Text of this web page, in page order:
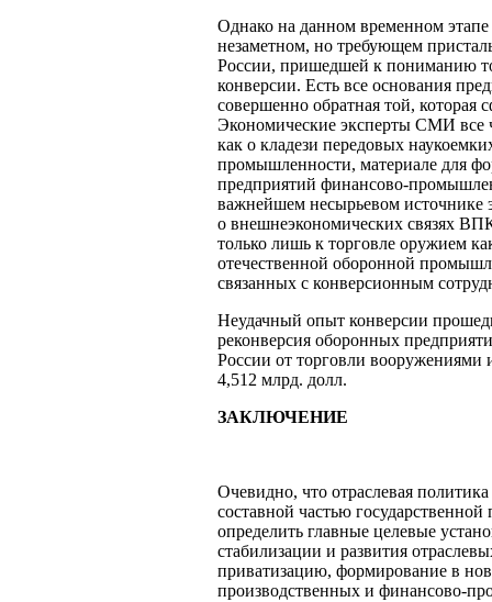
Однако на данном временном
незаметном, но требующем
России, пришедшей к пониманию
конверсии. Есть все основания
совершенно обратная той, которая
Экономические эксперты СМИ
как о кладези передовых
промышленности, материале для
предприятий финансово-
важнейшем несырьевом источнике
о внешнеэкономических связях
только лишь к торговле оружием
отечественной оборонной
связанных с конверсионным
Неудачный опыт конверсии
реконверсия оборонных
России от торговли вооружениями
4,512 млрд. долл.
ЗАКЛЮЧЕНИЕ
Очевидно, что отраслевая
составной частью
определить главные целевые
стабилизации и развития
приватизацию, формирование в
производственных и финансово-